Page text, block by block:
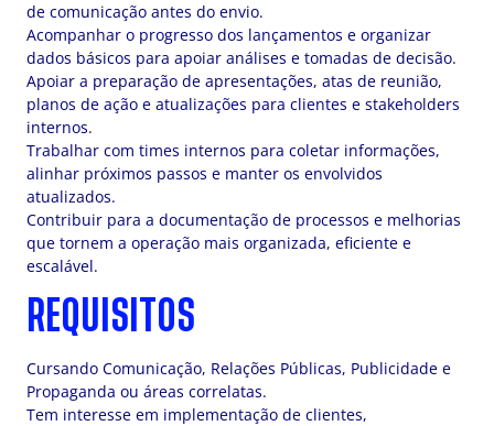
de comunicação antes do envio.
Acompanhar o progresso dos lançamentos e organizar
dados básicos para apoiar análises e tomadas de decisão.
Apoiar a preparação de apresentações, atas de reunião,
planos de ação e atualizações para clientes e stakeholders
internos.
Trabalhar com times internos para coletar informações,
alinhar próximos passos e manter os envolvidos
atualizados.
Contribuir para a documentação de processos e melhorias
que tornem a operação mais organizada, eficiente e
escalável.
REQUISITOS
Cursando Comunicação, Relações Públicas, Publicidade e
Propaganda ou áreas correlatas.
Tem interesse em implementação de clientes,